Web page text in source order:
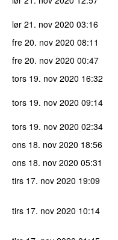
lør 21. nov 2020 03:16
fre 20. nov 2020 08:11
fre 20. nov 2020 00:47
tors 19. nov 2020 16:32
tors 19. nov 2020 09:14
tors 19. nov 2020 02:34
ons 18. nov 2020 18:56
ons 18. nov 2020 05:31
tirs 17. nov 2020 19:09
tirs 17. nov 2020 10:14